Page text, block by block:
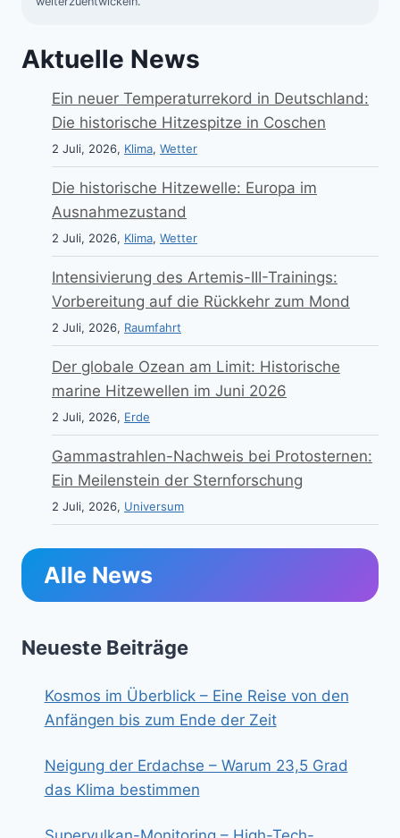
Aktuelle News
Ein neuer Temperaturrekord in Deutschland:
Die historische Hitzespitze in Coschen
2 Juli, 2026, Klima, Wetter
Die historische Hitzewelle: Europa im
Ausnahmezustand
2 Juli, 2026, Klima, Wetter
Intensivierung des Artemis-III-Trainings:
Vorbereitung auf die Rückkehr zum Mond
2 Juli, 2026, Raumfahrt
Der globale Ozean am Limit: Historische
marine Hitzewellen im Juni 2026
2 Juli, 2026, Erde
Gammastrahlen-Nachweis bei Protosternen:
Ein Meilenstein der Sternforschung
2 Juli, 2026, Universum
Alle News
Neueste Beiträge
Kosmos im Überblick – Eine Reise von den
Anfängen bis zum Ende der Zeit
Neigung der Erdachse – Warum 23,5 Grad
das Klima bestimmen